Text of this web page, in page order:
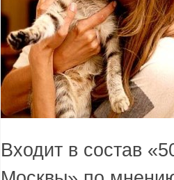
Входит в состав